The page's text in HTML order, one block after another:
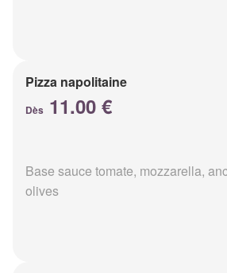
Pizza napolitaine
Dès 11.00 €
Base sauce tomate, mozzarella,
olives